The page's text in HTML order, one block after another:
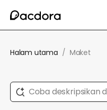
Halam utama / Maket
Coba deskripsikan